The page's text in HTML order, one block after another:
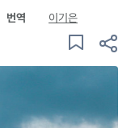
번역 이기은